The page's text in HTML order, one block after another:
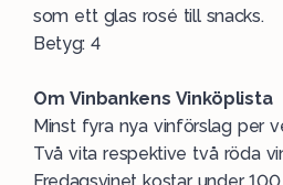
som ett glas rosé till snacks.
Betyg: 4
Om Vinbankens Vinköplista
Minst fyra nya vinförslag per
Två vita respektive två röda
Fredagsvinet kostar under